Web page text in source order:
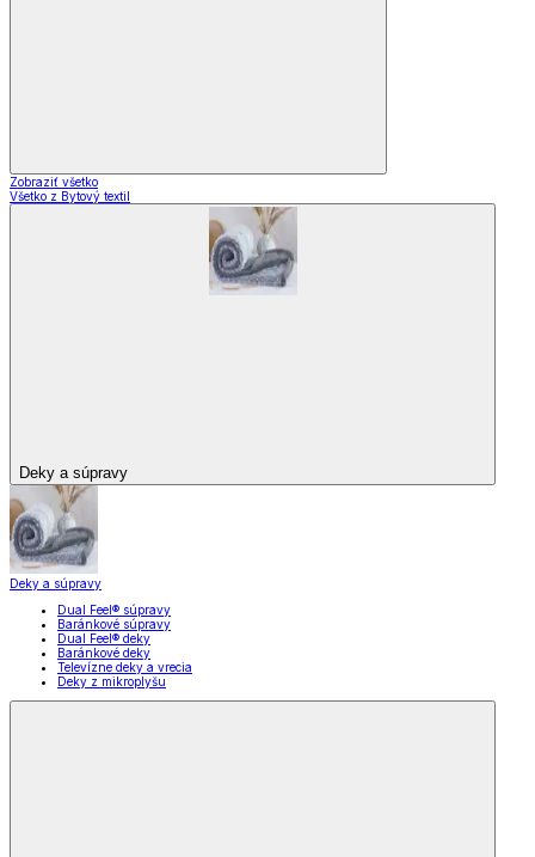
Zobraziť všetko
Všetko z Bytový textil
Deky a súpravy
Deky a súpravy
Dual Feel® súpravy
Baránkové súpravy
Dual Feel® deky
Baránkové deky
Televízne deky a vrecia
Deky z mikroplyšu